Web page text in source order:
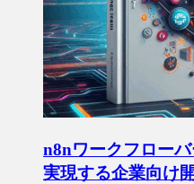
n8nワークフロー
実現する企業向け